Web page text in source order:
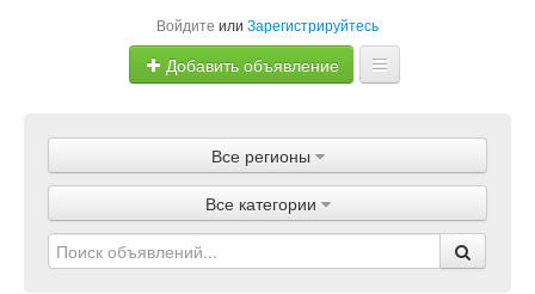
Войдите или Зарегистрируйтесь
Добавить объявление
Объявления
Магазины
Услуги
Все регионы
Все категории